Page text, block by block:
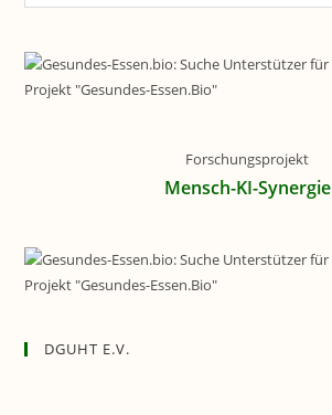
Forschungsprojekt
Mensch-KI-Synergie
DGUHT E.V.